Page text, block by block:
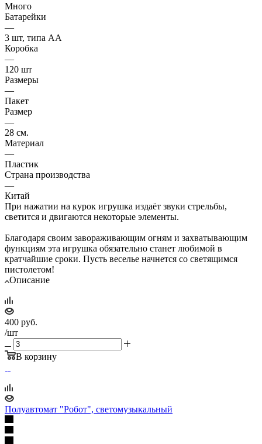
Много
Батарейки
—
3 шт, типа АА
Коробка
—
120 шт
Размеры
—
Пакет
Размер
—
28 см.
Материал
—
Пластик
Страна производства
—
Китай
При нажатии на курок игрушка издаёт звуки стрельбы,
светится и двигаются некоторые элементы.
Благодаря своим завораживающим огням и захватывающим
функциям эта игрушка обязательно станет любимой в
кратчайшие сроки. Пусть веселье начнется со светящимся
пистолетом!
Описание
400 руб.
/шт
В корзину
Полуавтомат "Робот", светомузыкальный